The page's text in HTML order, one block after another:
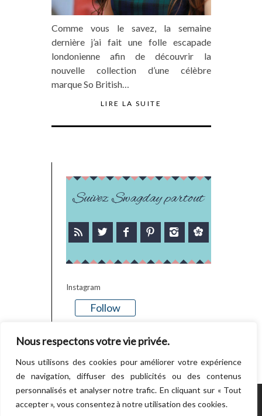
Nous respectons votre vie privée.
Nous utilisons des cookies pour améliorer votre expérience
de navigation, diffuser des publicités ou des contenus
personnalisés et analyser notre trafic. En cliquant sur « Tout
accepter », vous consentez à notre utilisation des cookies.
Comme vous le savez, la semaine
dernière j’ai fait une folle escapade
londonienne afin de découvrir la
nouvelle collection d’une célèbre
marque So British…
LIRE LA SUITE
Suivez Swagday partout
Instagram
Follow
POWERED BY WORDPRESS.CREATED BY